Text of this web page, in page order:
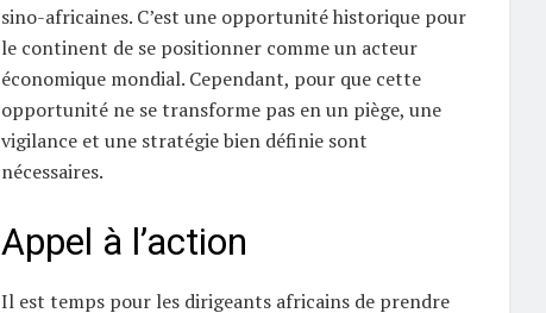
sino-africaines. C’est une opportunité historique pour
le continent de se positionner comme un acteur
économique mondial. Cependant, pour que cette
opportunité ne se transforme pas en un piège, une
vigilance et une stratégie bien définie sont
nécessaires.
Appel à l’action
Il est temps pour les dirigeants africains de prendre